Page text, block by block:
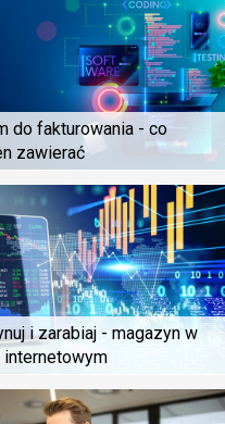
do fakturowania - co
zawierać
i zarabiaj - magazyn w